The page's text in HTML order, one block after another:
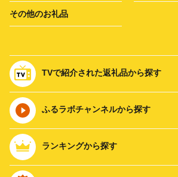
その他のお礼品
TVで紹介された返礼品から探す
ふるラボチャンネルから探す
ランキングから探す